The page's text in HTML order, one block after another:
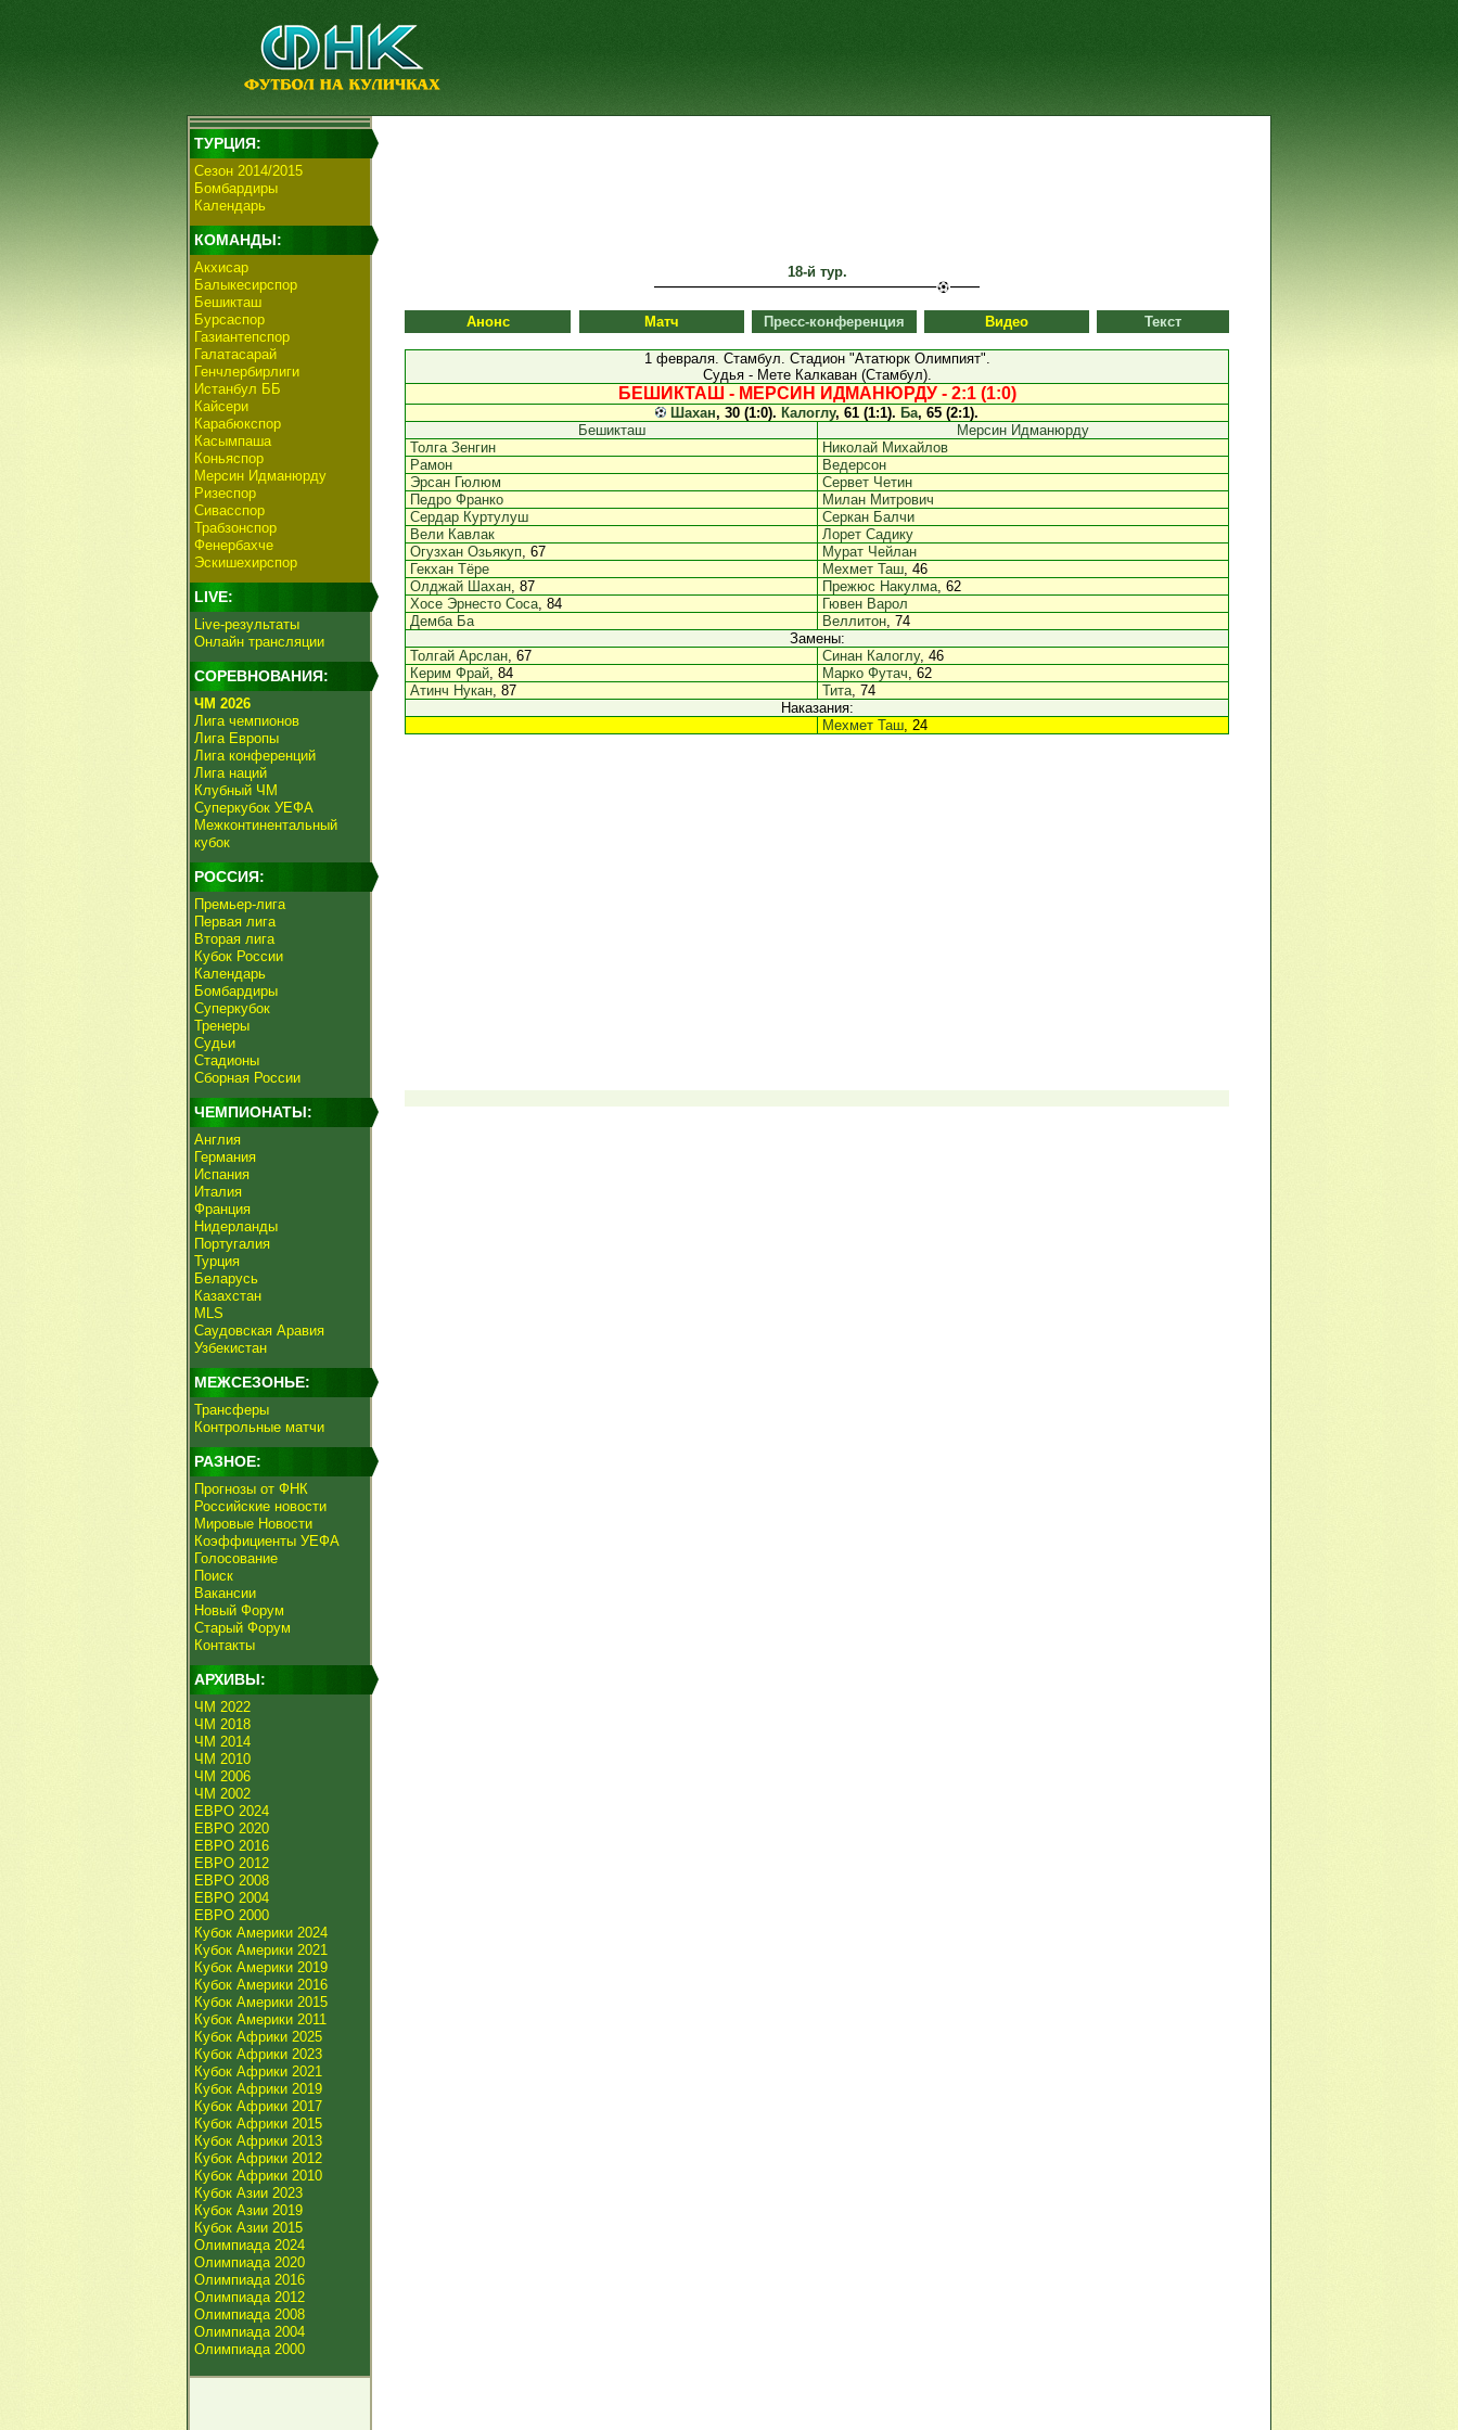
ТУРЦИЯ:
Сезон 2014/2015
Бомбардиры
Календарь
КОМАНДЫ:
Акхисар
Балыкесирспор
Бешикташ
Бурсаспор
Газиантепспор
Галатасарай
Генчлербирлиги
Истанбул ББ
Кайсери
Карабюкспор
Касымпаша
Коньяспор
Мерсин Идманюрду
Ризеспор
Сивасспор
Трабзонспор
Фенербахче
Эскишехирспор
LIVE:
Live-результаты
Онлайн трансляции
СОРЕВНОВАНИЯ:
ЧМ 2026
Лига чемпионов
Лига Европы
Лига конференций
Лига наций
Клубный ЧМ
Суперкубок УЕФА
Межконтинентальный
кубок
РОССИЯ:
Премьер-лига
Первая лига
Вторая лига
Кубок России
Календарь
Бомбардиры
Суперкубок
Тренеры
Судьи
Стадионы
Сборная России
ЧЕМПИОНАТЫ:
Англия
Германия
Испания
Италия
Франция
Нидерланды
Португалия
Турция
Беларусь
Казахстан
MLS
Саудовская Аравия
Узбекистан
МЕЖСЕЗОНЬЕ:
Трансферы
Контрольные матчи
РАЗНОЕ:
Прогнозы от ФНК
Российские новости
Мировые Новости
Коэффициенты УЕФА
Голосование
Поиск
Вакансии
Новый Форум
Старый Форум
Контакты
АРХИВЫ:
ЧМ 2022
ЧМ 2018
ЧМ 2014
ЧМ 2010
ЧМ 2006
ЧМ 2002
ЕВРО 2024
ЕВРО 2020
ЕВРО 2016
ЕВРО 2012
ЕВРО 2008
ЕВРО 2004
ЕВРО 2000
Кубок Америки 2024
Кубок Америки 2021
Кубок Америки 2019
Кубок Америки 2016
Кубок Америки 2015
Кубок Америки 2011
Кубок Африки 2025
Кубок Африки 2023
Кубок Африки 2021
Кубок Африки 2019
Кубок Африки 2017
Кубок Африки 2015
Кубок Африки 2013
Кубок Африки 2012
Кубок Африки 2010
Кубок Азии 2023
Кубок Азии 2019
Кубок Азии 2015
Олимпиада 2024
Олимпиада 2020
Олимпиада 2016
Олимпиада 2012
Олимпиада 2008
Олимпиада 2004
Олимпиада 2000
18-й тур.
Анонс Матч Пресс-конференция Видео Текст
1 февраля. Стамбул. Стадион "Ататюрк Олимпият".
Судья - Мете Калкаван (Стамбул).
БЕШИКТАШ - МЕРСИН ИДМАНЮРДУ - 2:1 (1:0)
Шахан, 30 (1:0). Калоглу, 61 (1:1). Ба, 65 (2:1).
Бешикташ
Мерсин Идманюрду
Толга Зенгин
Николай Михайлов
Рамон
Ведерсон
Эрсан Гюлюм
Сервет Четин
Педро Франко
Милан Митрович
Сердар Куртулуш
Серкан Балчи
Вели Кавлак
Лорет Садику
Огузхан Озьякуп, 67
Мурат Чейлан
Гекхан Тёре
Мехмет Таш, 46
Олджай Шахан, 87 Прежюс Накулма, 62
Хосе Эрнесто Соса, 84
Гювен Варол
Демба Ба
Веллитон, 74
Замены:
Толгай Арслан, 67 Синан Калоглу, 46
Керим Фрай, 84 Марко Футач, 62
Атинч Нукан, 87 Тита, 74
Наказания:
Мехмет Таш, 24